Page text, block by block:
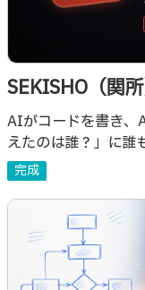
SEKISHO（関
けを返すデプロ
AIがコードを書き、
えたのは誰？」に誰
CI/CDの前に立つ関
反証生成／目付＝敵
完成